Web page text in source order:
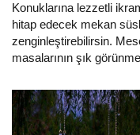
Konuklarına lezzetli
hitap edecek mekan
zenginleştirebilirsin.
masalarının şık